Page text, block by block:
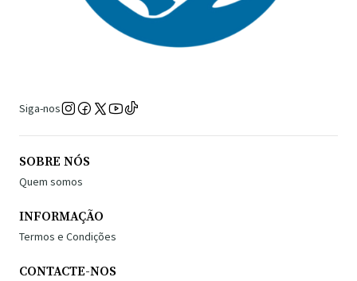
Siga-nos
SOBRE NÓS
Quem somos
INFORMAÇÃO
Termos e Condições
CONTACTE-NOS